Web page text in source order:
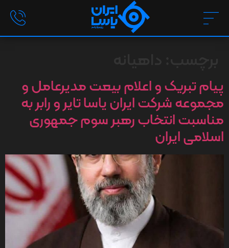
پیام تبریک و اعلام بیعت مدیرعامل و
مجموعه شرکت ایران یاسا تایر و رابر به
مناسبت انتخاب رهبر سوم جمهوری
اسلامی ایران